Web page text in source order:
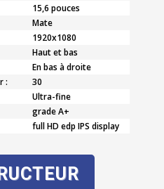
15,6 pouces
Mate
1920x1080
Haut et bas
En bas à droite
:
30
Ultra-fine
grade A+
full HD edp IPS display